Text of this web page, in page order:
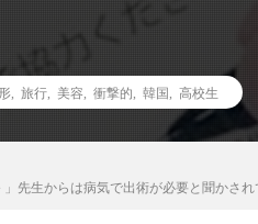
旅行 美容 衝撃的 韓国 高校生
先生からは病気で出術が必要と聞かさ